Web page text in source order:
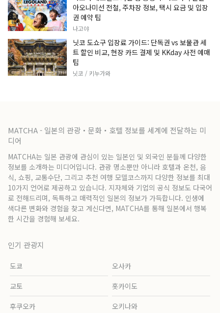
아오나미선 전철, 주차장 정보, 택시 요금 및 입장
권 예약 팁
나고야
닛코 도쇼구 입장료 가이드: 단독권 vs 보물관 세
트 할인 비교, 현장 카드 결제 및 KKday 사전 예매
팁
닛코 / 키누가와
MATCHA - 일본의 관광・문화・호텔 정보를 세계에 전달하는 미
디어
MATCHA는 일본 관광에 관심이 있는 일본인 및 외국인 분들께 다양한
정보를 소개하는 미디어입니다. 관광 명소뿐만 아니라 호텔과 온천, 음
식, 쇼핑, 교통수단, 그리고 추천 여행 모델코스까지 다양한 정보를 최대
10가지 언어로 제공하고 있습니다. 지자체와 기업의 공식 정보도 다국어
로 전해드리며, 독특하고 매력적인 일본의 정보가 가득합니다. 인생에
색다른 변화와 경험을 찾고 계신다면, MATCHA를 통해 일본에서 행복
한 시간을 경험해 보세요.
인기 관광지
도쿄 오사카
교토 홋카이도
후쿠오카 오키나와